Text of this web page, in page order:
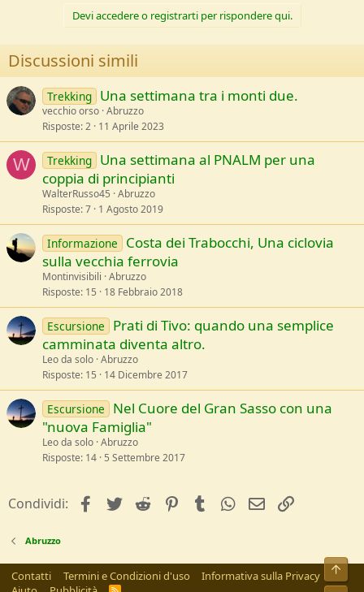
n
s
:
Devi accedere o registrarti per rispondere qui.
Discussioni simili
Trekking Una settimana tra i monti due.
vecchio orso Abruzzo
Risposte 2 11 Aprile 2023
W Trekking Una settimana al PNALM per una
coppia di principianti
WalterRusso45 Abruzzo
Risposte 7 1 Agosto 2019
Informazione
Costa dei Trabocchi, Una ciclovia
sulla vecchia ferrovia
Montinvisibili Abruzzo
Risposte 15 18 Febbraio 2018
Escursione
Prati di Tivo: quando una semplice
camminata diventa altro.
Leo da solo Abruzzo
Risposte 15 14 Dicembre 2017
Escursione
Nel Cuore del Gran Sasso con una
"nuova Famiglia"
Leo da solo Abruzzo
Risposte 14 5 Settembre 2017
Condividi: facebookTwitterReddit PinterestTumblrWhatsApp
e-mail
Abruzzo
Contatti Termini e Condizioni d'uso
Informativa sulla Privacy
R
Alto